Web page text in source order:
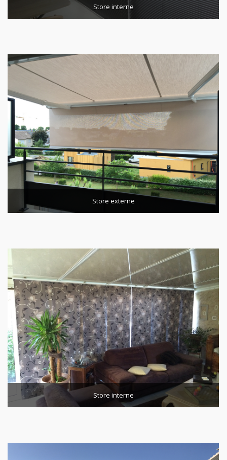
Store interne
Store externe
Store interne